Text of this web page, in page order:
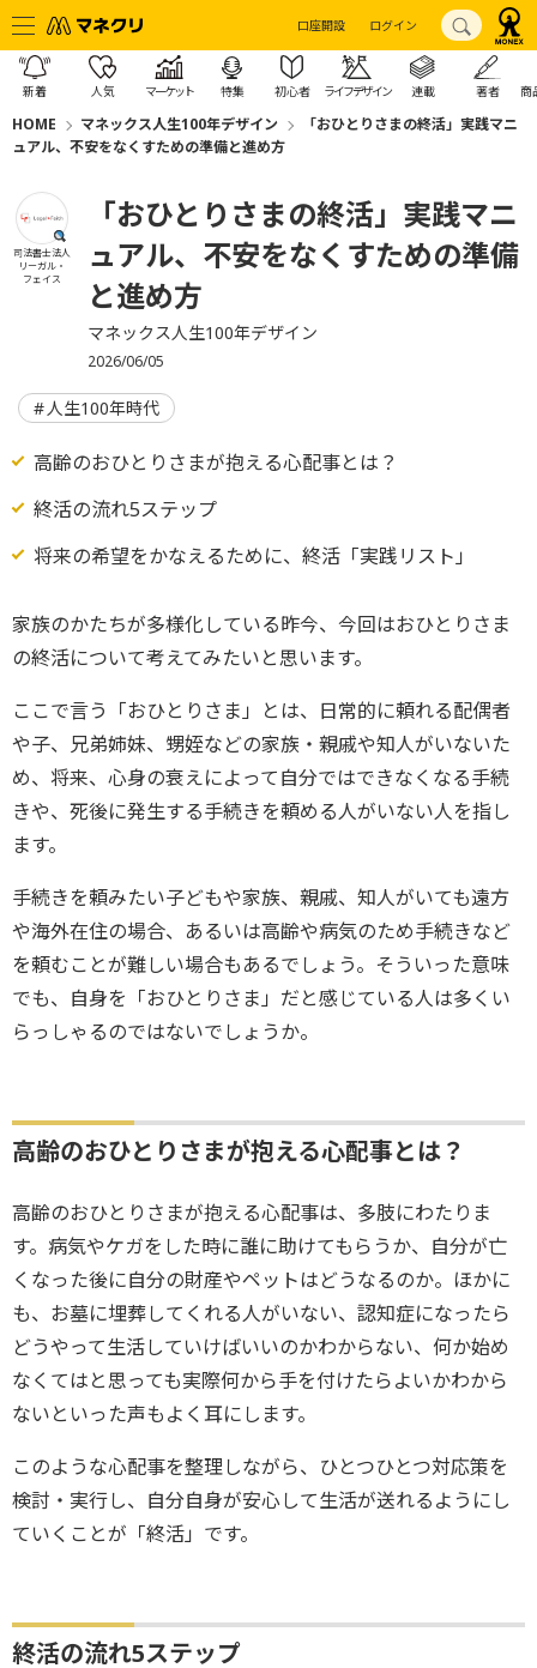
口座開設 ログイン
新着 人気 マーケット 特集 初心者 ライフデザイン 連載 著者 商
HOME マネックス人生100年デザイン
「おひとりさまの終活」実践マニ
ュアル、不安をなくすための準備と進め方
司法書士法人
リーガル・
フェイス
「おひとりさまの終活」実践マニ
ュアル、不安をなくすための準備
と進め方
マネックス人生100年デザイン
2026/06/05
人生100年時代
高齢のおひとりさまが抱える心配事とは？
終活の流れ5ステップ
将来の希望をかなえるために、終活「実践リスト」
家族のかたちが多様化している昨今、今回はおひとりさま
の終活について考えてみたいと思います。
ここで言う「おひとりさま」とは、日常的に頼れる配偶者
や子、兄弟姉妹、甥姪などの家族・親戚や知人がいないた
め、将来、心身の衰えによって自分ではできなくなる手続
きや、死後に発生する手続きを頼める人がいない人を指し
ます。
手続きを頼みたい子どもや家族、親戚、知人がいても遠方
や海外在住の場合、あるいは高齢や病気のため手続きなど
を頼むことが難しい場合もあるでしょう。そういった意味
でも、自身を「おひとりさま」だと感じている人は多くい
らっしゃるのではないでしょうか。
高齢のおひとりさまが抱える心配事とは？
高齢のおひとりさまが抱える心配事は、多肢にわたりま
す。病気やケガをした時に誰に助けてもらうか、自分が亡
くなった後に自分の財産やペットはどうなるのか。ほかに
も、お墓に埋葬してくれる人がいない、認知症になったら
どうやって生活していけばいいのかわからない、何か始め
なくてはと思っても実際何から手を付けたらよいかわから
ないといった声もよく耳にします。
このような心配事を整理しながら、ひとつひとつ対応策を
検討・実行し、自分自身が安心して生活が送れるようにし
ていくことが「終活」です。
終活の流れ5ステップ